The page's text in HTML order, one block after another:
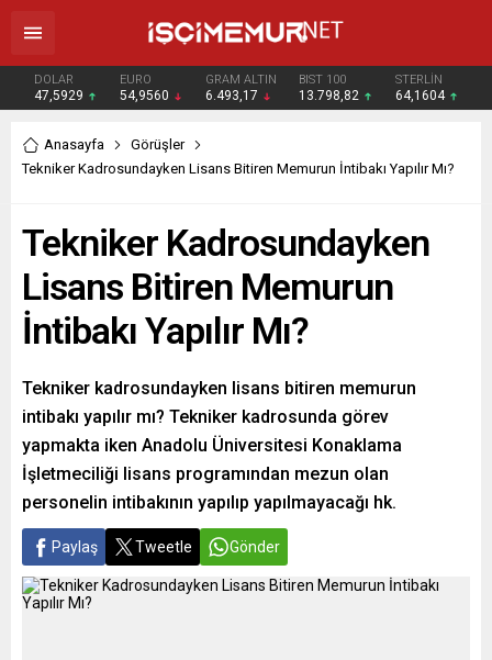
DOLAR
47,5929
EURO
54,9560
GRAM ALTIN
6.493,17
BIST 100
13.798,82
STERLİN
64,1604
Anasayfa
Görüşler
Tekniker Kadrosundayken Lisans Bitiren Memurun İntibakı Yapılır Mı?
Tekniker Kadrosundayken
Lisans Bitiren Memurun
İntibakı Yapılır Mı?
Tekniker kadrosundayken lisans bitiren memurun
intibakı yapılır mı? Tekniker kadrosunda görev
yapmakta iken Anadolu Üniversitesi Konaklama
İşletmeciliği lisans programından mezun olan
personelin intibakının yapılıp yapılmayacağı hk.
Paylaş Tweetle Gönder